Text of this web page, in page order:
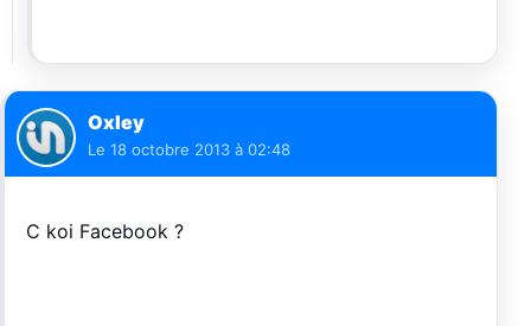
Oxley
Le 18 octobre 2013 à 02:48
C koi Facebook ?